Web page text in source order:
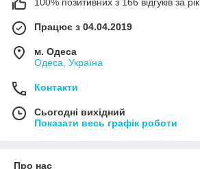
100% позитивних з 166 відгуків за рік
Працює з 04.04.2019
м. Одеса
Одеса, Україна
Контакти
Сьогодні вихідний
Показати весь графік роботи
Про нас